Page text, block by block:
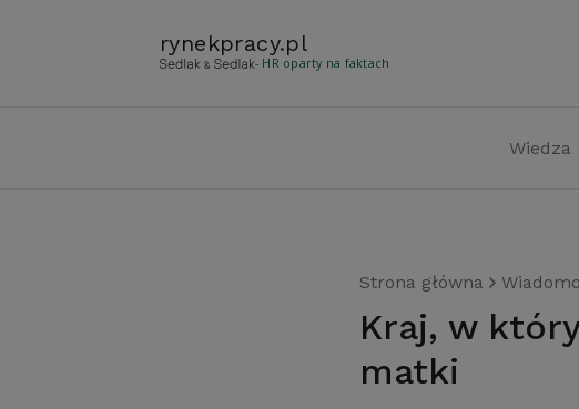
rynekpracy.pl
- HR oparty na faktach
Wiedza
Strona główna
Kraj, w którym pracują prawie wszystkie
matki